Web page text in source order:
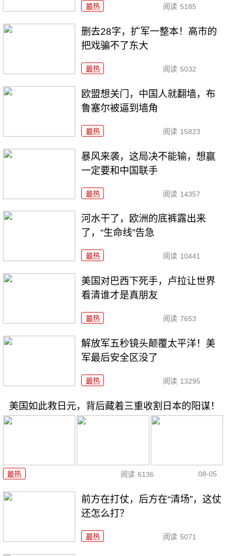
最热 阅读 5185
删去28字，扩军一整本！高市的
把戏骗不了东大
最热 阅读 5032
欧盟想关门，中国人就翻墙，布
鲁塞尔被逼到墙角
最热 阅读 15823
暴风来袭，这局决不能输，想赢
一定要和中国联手
最热 阅读 14357
河水干了，欧洲的底裤露出来
了，“生命线”告急
最热 阅读 10441
美国对巴西下死手，卢拉让世界
看清谁才是真朋友
最热 阅读 7653
解放军五秒镜头颠覆太平洋！美
军最后安全区没了
最热 阅读 13295
美国如此救日元，背后藏着三重收割日本的阳谋！
最热 阅读 6136 08-05
前方在打仗，后方在“清场”，这仗
还怎么打？
最热 阅读 5071